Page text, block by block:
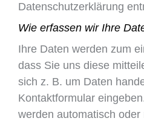
Datenschutzerklärung
Wie erfassen wir Ihre
Ihre Daten werden zum
dass Sie uns diese
sich z. B. um Daten
Kontaktformular
werden automatisch